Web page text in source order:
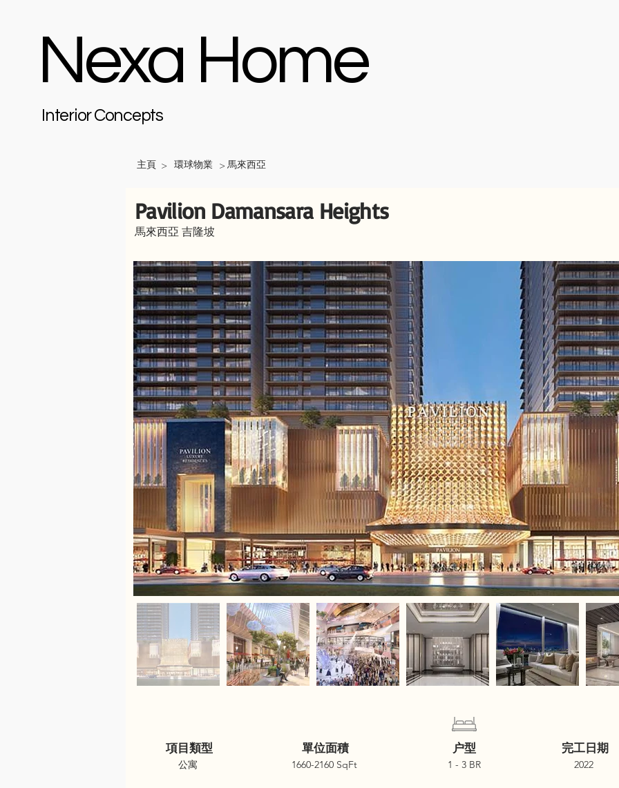
Nexa Home
Interior Concepts
主頁 > 環球物業 >馬來西亞
Pavilion Damansara Heights
馬來西亞 吉隆坡
項目類型
公寓
單位面積
1660-2160 SqFt
户型
1 - 3 BR
完工日期
2022